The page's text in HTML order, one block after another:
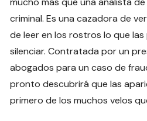
criminal. Es una cazadora de
de leer en los rostros lo que
silenciar. Contratada por un
abogados para un caso de
pronto descubrirá que las
primero de los muchos velos